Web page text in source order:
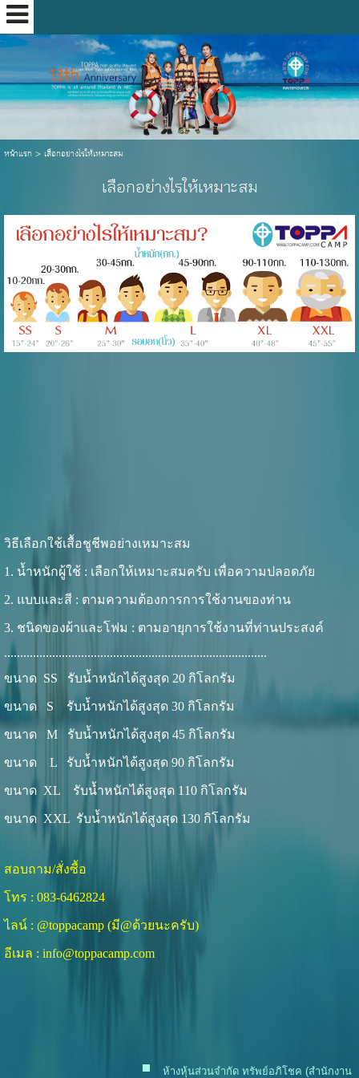
หน้าแรก > เลือกอย่างไรให้เหมาะสม
เลือกอย่างไรให้เหมาะสม
วิธีเลือกใช้เสื้อชูชีพอย่างเหมาะสม
1. น้ำหนักผู้ใช้ : เลือกให้เหมาะสมครับ เพื่อความปลอดภัย
2. แบบและสี : ตามความต้องการการใช้งานของท่าน
3. ชนิดของผ้าและโฟม : ตามอายุการใช้งานที่ท่านประสงค์
..................................................................................
ขนาด SS รับน้ำหนักได้สูงสุด 20 กิโลกรัม
ขนาด S รับน้ำหนักได้สูงสุด 30 กิโลกรัม
ขนาด M รับน้ำหนักได้สูงสุด 45 กิโลกรัม
ขนาด L รับน้ำหนักได้สูงสุด 90 กิโลกรัม
ขนาด XL รับน้ำหนักได้สูงสุด 110 กิโลกรัม
ขนาด XXL รับน้ำหนักได้สูงสุด 130 กิโลกรัม
สอบถาม/สั่งซื้อ
โทร : 083-6462824
ไลน์ : @toppacamp (มี@ด้วยนะครับ)
อีเมล : info@toppacamp.com
ห้างหุ้นส่วนจำกัด ทรัพย์อภิโชค (สำนักงาน